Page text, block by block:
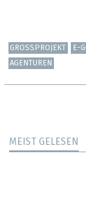
GROSSPROJEKT E-
AGENTUREN
MEIST GELESEN